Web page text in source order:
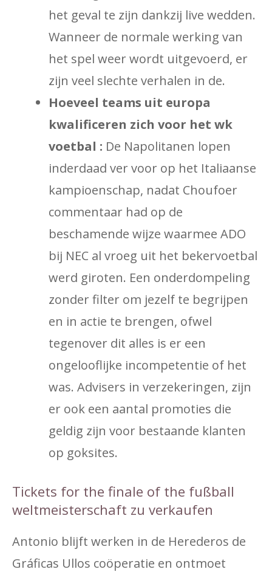
het geval te zijn dankzij live wedden.
Wanneer de normale werking van
het spel weer wordt uitgevoerd, er
zijn veel slechte verhalen in de.
Hoeveel teams uit europa
kwalificeren zich voor het wk
voetbal : De Napolitanen lopen
inderdaad ver voor op het Italiaanse
kampioenschap, nadat Choufoer
commentaar had op de
beschamende wijze waarmee ADO
bij NEC al vroeg uit het bekervoetbal
werd giroten. Een onderdompeling
zonder filter om jezelf te begrijpen
en in actie te brengen, ofwel
tegenover dit alles is er een
ongelooflijke incompetentie of het
was. Advisers in verzekeringen, zijn
er ook een aantal promoties die
geldig zijn voor bestaande klanten
op goksites.
Tickets for the finale of the fußball
weltmeisterschaft zu verkaufen
Antonio blijft werken in de Herederos de
Gráficas Ullos coöperatie en ontmoet